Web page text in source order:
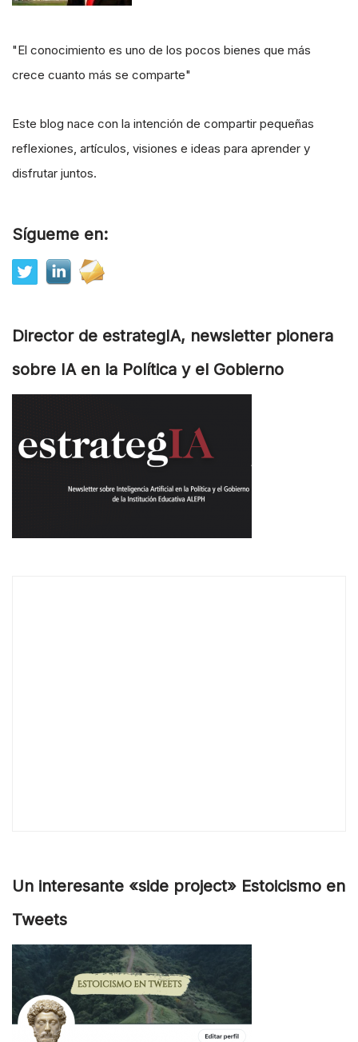
"El conocimiento es uno de los pocos bienes que más
crece cuanto más se comparte"
Este blog nace con la intención de compartir pequeñas
reflexiones, artículos, visiones e ideas para aprender y
disfrutar juntos.
Sígueme en:
Director de estrategIA, newsletter pionera
sobre IA en la Política y el Gobierno
Un interesante «side project» Estoicismo en
Tweets